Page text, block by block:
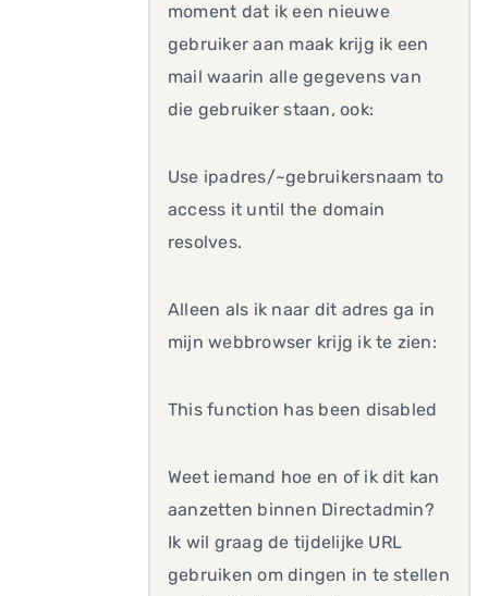
moment dat ik een nieuwe
gebruiker aan maak krijg ik een
mail waarin alle gegevens van
die gebruiker staan, ook:
Use ipadres/~gebruikersnaam to
access it until the domain
resolves.
Alleen als ik naar dit adres ga in
mijn webbrowser krijg ik te zien:
This function has been disabled
Weet iemand hoe en of ik dit kan
aanzetten binnen Directadmin?
Ik wil graag de tijdelijke URL
gebruiken om dingen in te stellen